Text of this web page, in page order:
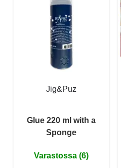
Jig&Puz
Glue 220 ml with a
Sponge
Varastossa (6)